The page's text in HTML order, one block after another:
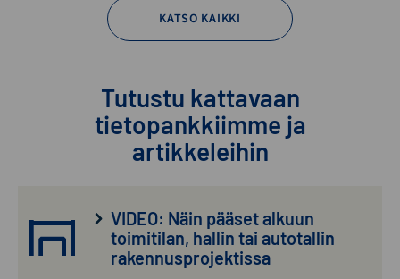
KATSO KAIKKI
Tutustu kattavaan
tietopankkiimme ja
artikkeleihin
VIDEO: Näin pääset alkuun
toimitilan, hallin tai autotallin
rakennusprojektissa